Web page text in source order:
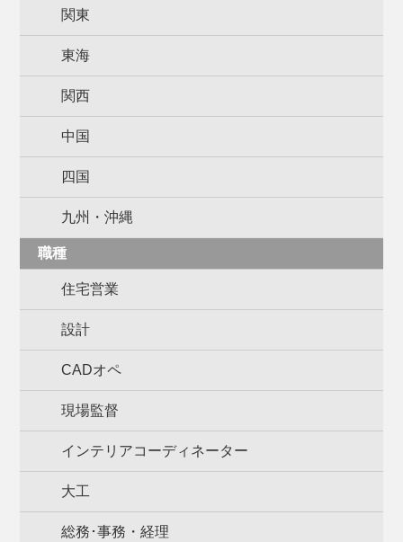
関東
東海
関西
中国
四国
九州・沖縄
職種
住宅営業
設計
CADオペ
現場監督
インテリアコーディネーター
大工
総務･事務・経理